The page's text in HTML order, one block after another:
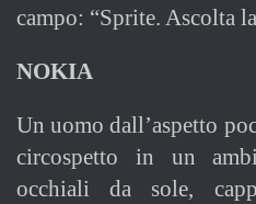
campo: “Sprite. Ascolta
NOKIA
Un uomo dall’aspetto
circospetto in un
occhiali da sole,